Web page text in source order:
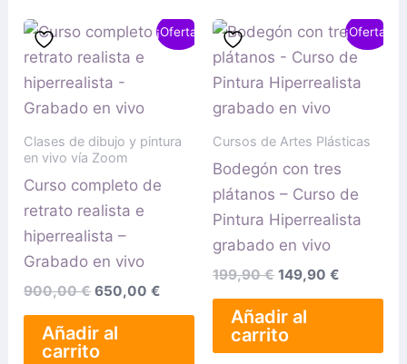
¡Oferta!
Clases de dibujo y pintura
en vivo vía Zoom
Curso completo de
retrato realista e
hiperrealista –
Grabado en vivo
900,00€
El
precio
original
era:
650,00€
El
precio
Añadir al
carrito
¡Oferta!
Cursos de Artes Plásticas
Bodegón con tres
plátanos – Curso de
Pintura Hiperrealista
grabado en vivo
199,90€
El
original
era:
199,90 €.
149,90 €
El
precio
actual
es:
Añadir al
carrito